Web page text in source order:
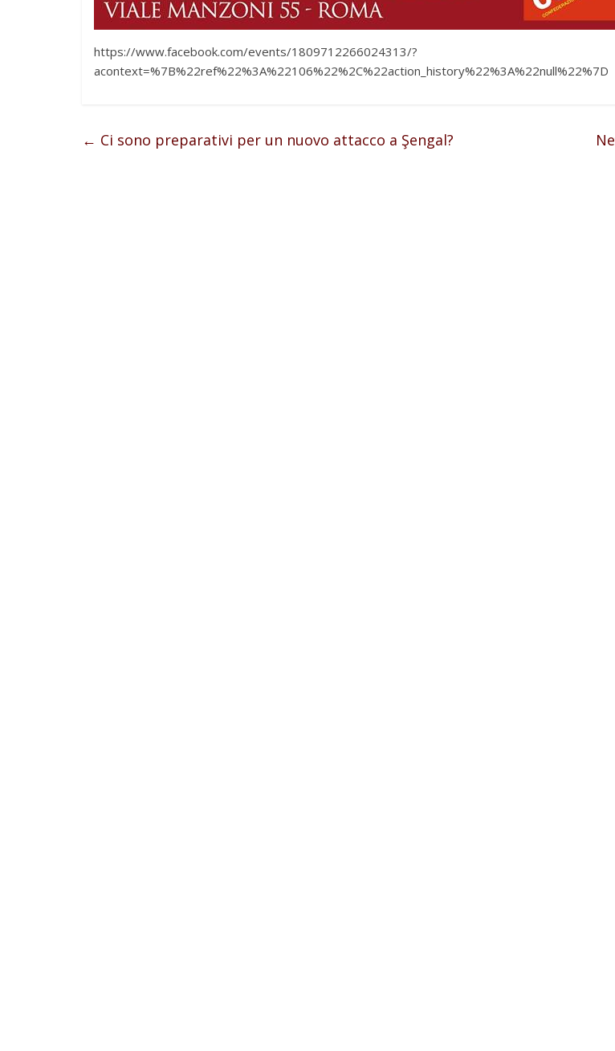
https://www.facebook.com/events/1809712266024313/?
acontext=%7B%22ref%22%3A%22106%22%2C%22action_history%22%3A%22null%22%7D
← Ci sono preparativi per un nuovo attacco a Şengal?